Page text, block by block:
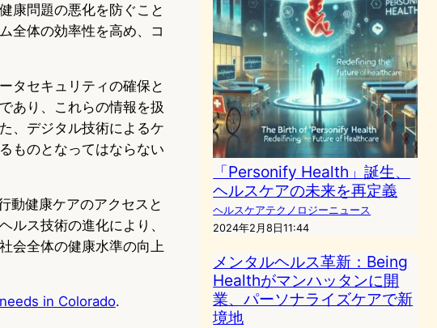
康問題の悪化を防ぐこと
全体の効率性を高め、コ
タセキュリティの確保と
あり、これらの情報を扱
、デジタル技術によるケ
ものとなってはならない
動健康ケアのアクセスと
ルス技術の進化により、
会全体の健康水準の向上
in Colorado.
「Personify Health」誕生、
ヘルスケアの未来を再定義
ヘルスケアテクノロジーニュース
2024年2月8日11:44
メンタルヘルス革新：Being
Healthがマンハッタンに開
業、パーソナライズケアで新
境地